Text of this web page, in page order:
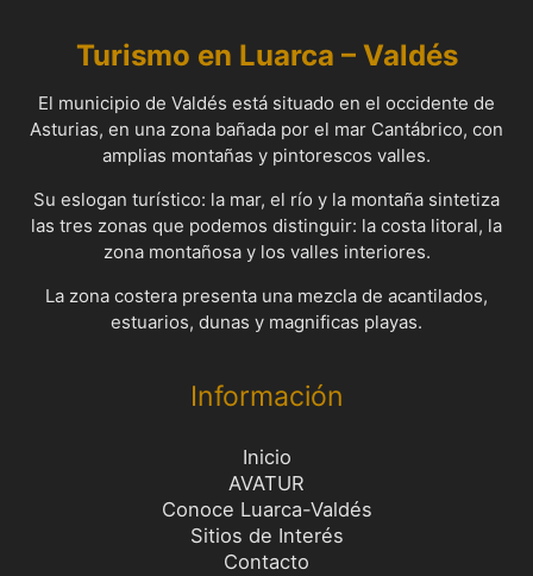
Turismo en Luarca – Valdés
El municipio de Valdés está situado en el occidente de
Asturias, en una zona bañada por el mar Cantábrico, con
amplias montañas y pintorescos valles.
Su eslogan turístico: la mar, el río y la montaña sintetiza
las tres zonas que podemos distinguir: la costa litoral, la
zona montañosa y los valles interiores.
La zona costera presenta una mezcla de acantilados,
estuarios, dunas y magnificas playas.
Información
Inicio
AVATUR
Conoce Luarca-Valdés
Sitios de Interés
Contacto